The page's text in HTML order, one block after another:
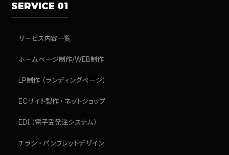
SERVICE 01
サービス内容一覧
ホームページ制作/WEB制作
LP制作（ランディングページ）
ECサイト製作・ネットショップ
EDI（電子受発注システム）
チラシ・パンフレットデザイン